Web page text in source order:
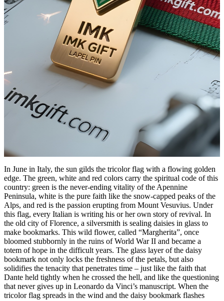
In June in Italy, the sun gilds the tricolor flag with a flowing golden
edge. The green, white and red colors carry the spiritual code of this
country: green is the never-ending vitality of the Apennine
Peninsula, white is the pure faith like the snow-capped peaks of the
Alps, and red is the passion erupting from Mount Vesuvius. Under
this flag, every Italian is writing his or her own story of revival. In
the old city of Florence, a silversmith is sealing daisies in glass to
make bookmarks. This wild flower, called “Margherita”, once
bloomed stubbornly in the ruins of World War II and became a
totem of hope in the difficult years. The glass layer of the daisy
bookmark not only locks the freshness of the petals, but also
solidifies the tenacity that penetrates time – just like the faith that
Dante held tightly when he crossed the hell, and like the questioning
that never gives up in Leonardo da Vinci’s manuscript. When the
tricolor flag spreads in the wind and the daisy bookmark flashes